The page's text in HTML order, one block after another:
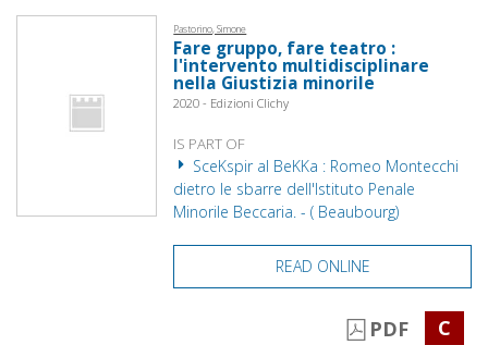
Pastorino, Simone
Fare gruppo, fare teatro :
l'intervento multidisciplinare
nella Giustizia minorile
2020 - Edizioni Clichy
IS PART OF
SceKspir al BeKKa : Romeo Montecchi
dietro le sbarre dell'Istituto Penale
Minorile Beccaria. - ( Beaubourg)
READ ONLINE
PDF C